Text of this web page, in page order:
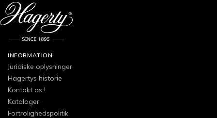
INFORMATION
Juridiske oplysninger
Hagertys historie
Kontakt os !
Kataloger
Fortrolighedspolitik